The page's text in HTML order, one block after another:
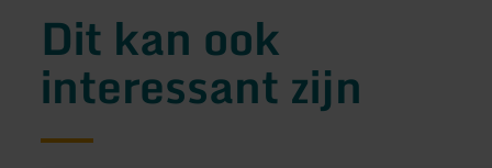
Dit kan ook
interessant zijn